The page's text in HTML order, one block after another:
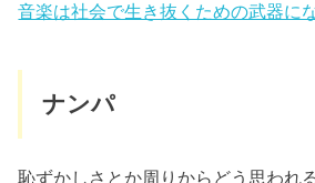
音楽は社会で生き抜くための武器に
ナンパ
恥ずかしさとか周りからどう思われ